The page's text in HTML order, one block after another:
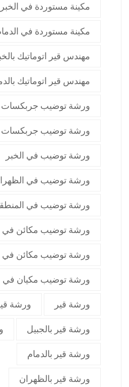
مكينة مستوردة في الخبر
مكينة مستوردة في
مهندس قير اتوماتيك
مهندس قير اتوماتيك
ورشة توضيب جربكسات
ورشة توضيب جربكسات
ورشة توضيب في الخبر
ورشة توضيب في
ورشة توضيب في
ورشة توضيب مكائن في
ورشة توضيب مكائن في
ورشة توضيب مكيان في
ورشة قير ورشة
ورشة قير بالجبيل
ورشة قير بالدمام
ورشة قير بالظهران